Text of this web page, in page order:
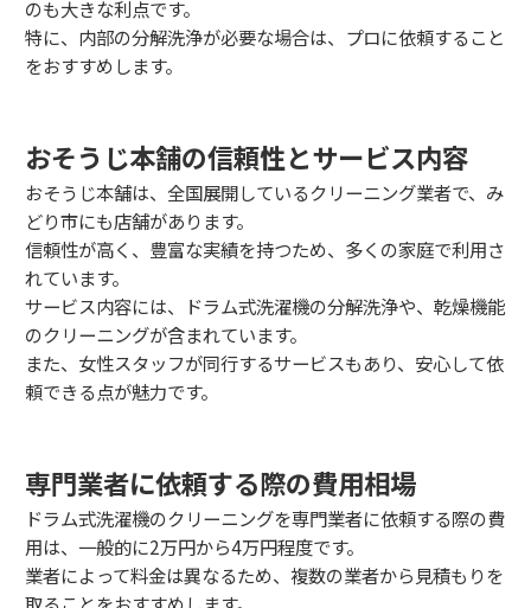
のも大きな利点です。
特に、内部の分解洗浄が必要な場合は、プロに依頼すること
をおすすめします。
おそうじ本舗の信頼性とサービス内容
おそうじ本舗は、全国展開しているクリーニング業者で、み
どり市にも店舗があります。
信頼性が高く、豊富な実績を持つため、多くの家庭で利用さ
れています。
サービス内容には、ドラム式洗濯機の分解洗浄や、乾燥機能
のクリーニングが含まれています。
また、女性スタッフが同行するサービスもあり、安心して依
頼できる点が魅力です。
専門業者に依頼する際の費用相場
ドラム式洗濯機のクリーニングを専門業者に依頼する際の費
用は、一般的に2万円から4万円程度です。
業者によって料金は異なるため、複数の業者から見積もりを